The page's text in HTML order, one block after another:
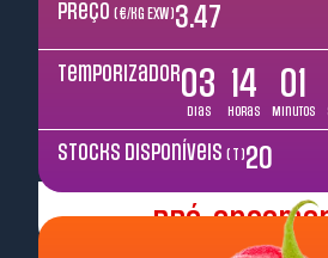
Preço ( €/kg EXW ) 3.47
Temporizador03
Dias
14
Horas
01
Minutos
Stocks disponíveis ( T ) 20
Pré-